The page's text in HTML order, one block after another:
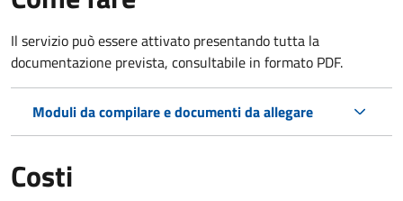
Il servizio può essere attivato presentando tutta la
documentazione prevista, consultabile in formato PDF.
Moduli da compilare e documenti da allegare
Costi